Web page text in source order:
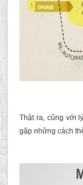
Thật ra, cũng với
gặp những cách